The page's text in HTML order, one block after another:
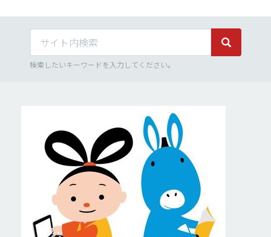
サイト内検索 サイト内
検索したいキーワードを入力してください。